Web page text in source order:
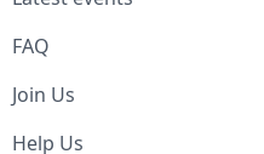
FAQ
Join Us
Help Us